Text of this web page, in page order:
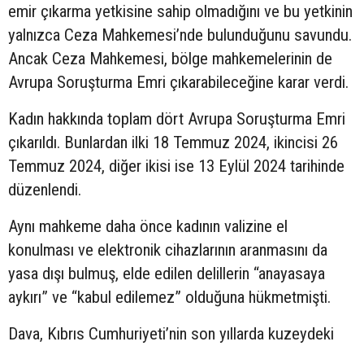
emir çıkarma yetkisine sahip olmadığını ve bu yetkinin
yalnızca Ceza Mahkemesi’nde bulunduğunu savundu.
Ancak Ceza Mahkemesi, bölge mahkemelerinin de
Avrupa Soruşturma Emri çıkarabileceğine karar verdi.
Kadın hakkında toplam dört Avrupa Soruşturma Emri
çıkarıldı. Bunlardan ilki 18 Temmuz 2024, ikincisi 26
Temmuz 2024, diğer ikisi ise 13 Eylül 2024 tarihinde
düzenlendi.
Aynı mahkeme daha önce kadının valizine el
konulması ve elektronik cihazlarının aranmasını da
yasa dışı bulmuş, elde edilen delillerin “anayasaya
aykırı” ve “kabul edilemez” olduğuna hükmetmişti.
Dava, Kıbrıs Cumhuriyeti’nin son yıllarda kuzeydeki